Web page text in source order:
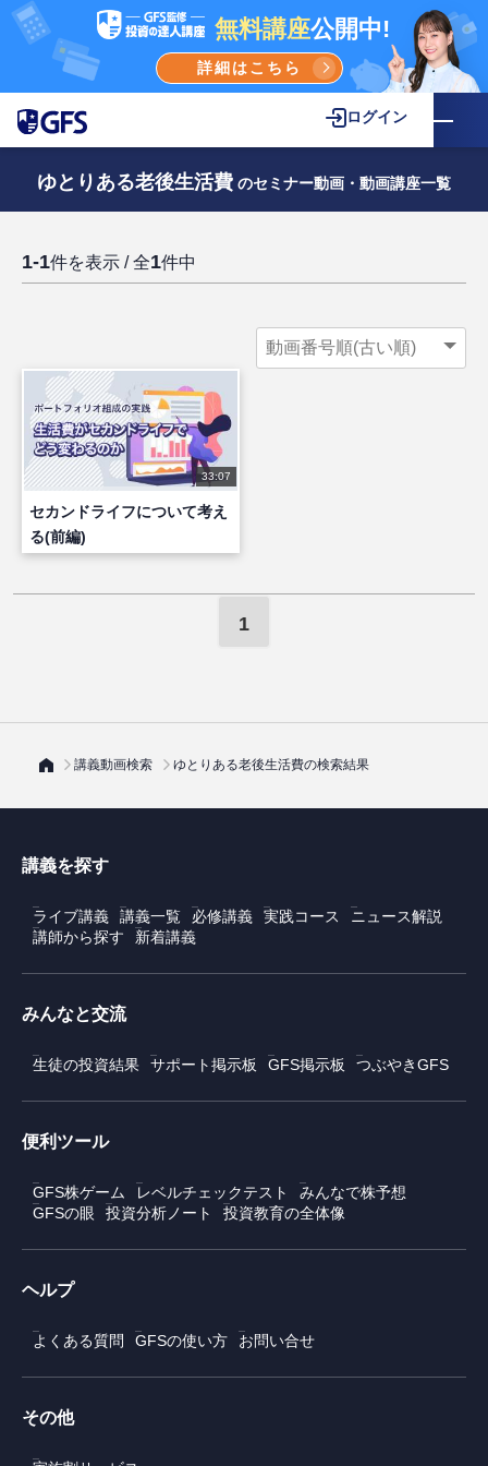
無料講座公開中!
詳細はこちら
ログイン
ゆとりある老後生活費 のセミナー動画・動画講座一覧
1-1件を表示 / 全1件中
33:07
セカンドライフについて考え
る(前編)
1
講義動画検索 ゆとりある老後生活費の検索結果
講義を探す
ライブ講義 講義一覧 必修講義 実践コース
ニュース解説
講師から探す
新着講義
みんなと交流
生徒の投資結果 サポート掲示板 GFS掲示板 つぶやきGFS
便利ツール
GFS株ゲーム レベルチェックテスト
みんなで株予想
GFSの眼
投資分析ノート 投資教育の全体像
ヘルプ
よくある質問 GFSの使い方 お問い合せ
その他